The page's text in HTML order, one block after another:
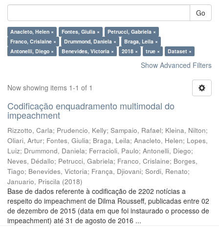
Go
Anacleto, Helen × Fontes, Giulia ×
Petrucci, Gabriela ×
Franco, Crislaine ×
Drummond, Daniela ×
Braga, Leila ×
Antonelli, Diego ×
Benevides, Victoria × 2018 × true × Dataset ×
Show Advanced Filters
Now showing items 1-1 of 1
Codificação enquadramento multimodal do
impeachment
Rizzotto, Carla; Prudencio, Kelly; Sampaio, Rafael; Kleina, Nilton;
Oliari, Artur; Fontes, Giulia; Braga, Leila; Anacleto, Helen; Lopes,
Luiz; Drummond, Daniela; Ferracioli, Paulo; Antonelli, Diego;
Neves, Dédallo; Petrucci, Gabriela; Franco, Crislaine; Borges,
Tiago; Benevides, Victoria; França, Djiovani; Sordi, Renato;
Januario, Priscila (2018)
Base de dados referente à codificação de 2202 notícias a
respeito do impeachment de Dilma Rousseff, publicadas entre 02
de dezembro de 2015 (data em que foi instaurado o processo de
impeachment) até 31 de agosto de 2016 ...